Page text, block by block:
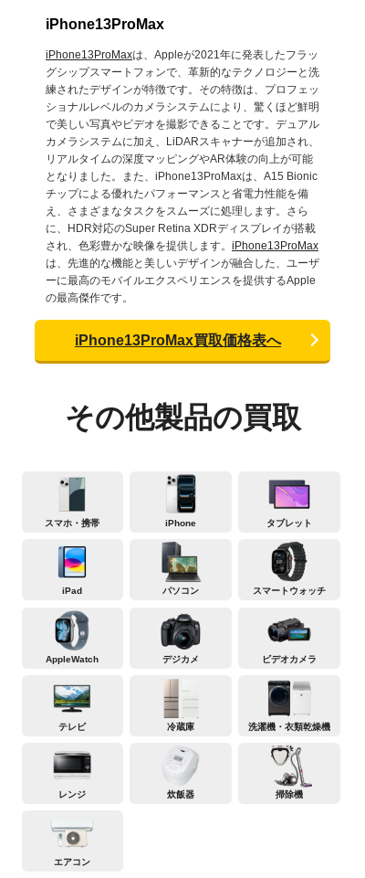
iPhone13ProMax
iPhone13ProMaxは、Appleが2021年に発表したフラッ
グシップスマートフォンで、革新的なテクノロジーと洗
練されたデザインが特徴です。その特徴は、プロフェッ
ショナルレベルのカメラシステムにより、驚くほど鮮明
で美しい写真やビデオを撮影できることです。デュアル
カメラシステムに加え、LiDARスキャナーが追加され、
リアルタイムの深度マッピングやAR体験の向上が可能
となりました。また、iPhone13ProMaxは、A15 Bionic
チップによる優れたパフォーマンスと省電力性能を備
え、さまざまなタスクをスムーズに処理します。さら
に、HDR対応のSuper Retina XDRディスプレイが搭載
され、色彩豊かな映像を提供します。 iPhone13ProMax
は、先進的な機能と美しいデザインが融合した、ユーザ
ーに最高のモバイルエクスペリエンスを提供するApple
の最高傑作です。
iPhone13ProMax買取価格表へ
その他製品の買取
スマホ・携帯 iPhone タブレット
iPad パソコン スマートウォッチ
AppleWatch デジカメ ビデオカメラ
テレビ 冷蔵庫 洗濯機・衣類乾燥機
レンジ 炊飯器 掃除機
エアコン